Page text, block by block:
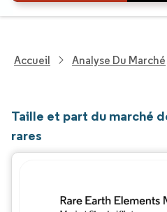
Accueil Analyse Du Marché
Taille et part du marché
rares